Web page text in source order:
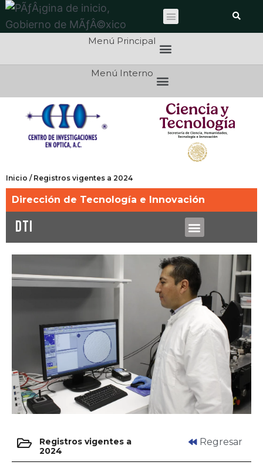
Menú Principal
Menú Interno
Inicio / Registros vigentes a 2024
Dirección de Tecnología e Innovación
DTI
Registros vigentes a
2024
Regresar